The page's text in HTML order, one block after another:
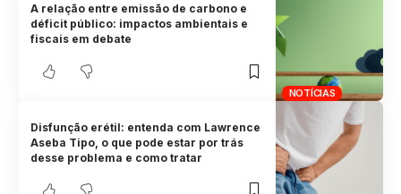
NOTÍCIAS
A relação entre emissão de carbono e
déficit público: impactos ambientais e
fiscais em debate
Disfunção erétil: entenda com Lawrence
Aseba Tipo, o que pode estar por trás
desse problema e como tratar